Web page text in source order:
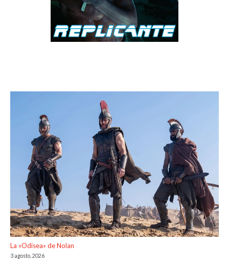
La «Odisea» de Nolan
3 agosto, 2026